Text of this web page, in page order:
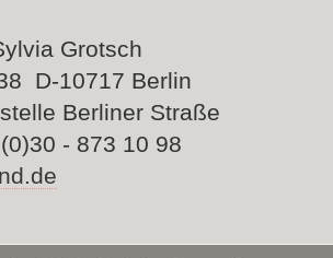
Grotsch
D-10717 Berlin
Berliner Straße
- 873 10 98